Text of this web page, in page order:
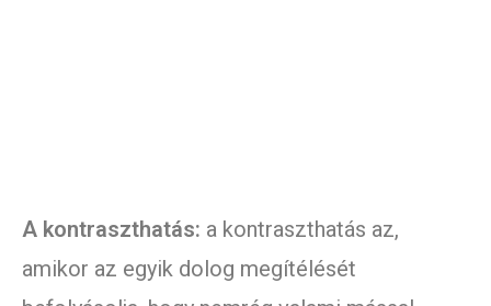
A kontraszthatás: a kontraszthatás az,
amikor az egyik dolog megítélését